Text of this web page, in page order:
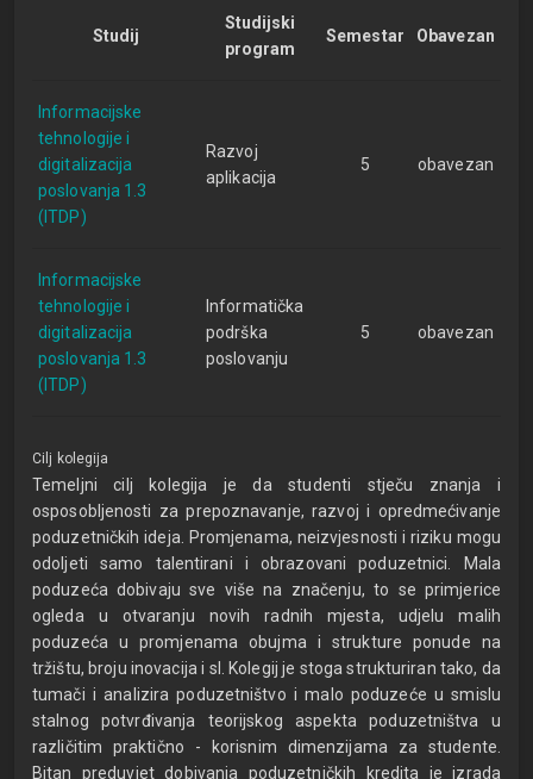
Studij
Studijski
program
Semestar Obavezan
Informacijske
tehnologije i
digitalizacija
poslovanja 1.3
(ITDP)
Razvoj
aplikacija
5 obavezan
Informacijske
tehnologije i
digitalizacija
poslovanja 1.3
(ITDP)
Informatička
podrška
poslovanju
5 obavezan
Cilj kolegija
Temeljni cilj kolegija je da studenti stječu znanja i
osposobljenosti za prepoznavanje, razvoj i opredmećivanje
poduzetničkih ideja. Promjenama, neizvjesnosti i riziku mogu
odoljeti samo talentirani i obrazovani poduzetnici. Mala
poduzeća dobivaju sve više na značenju, to se primjerice
ogleda u otvaranju novih radnih mjesta, udjelu malih
poduzeća u promjenama obujma i strukture ponude na
tržištu, broju inovacija i sl. Kolegij je stoga strukturiran tako, da
tumači i analizira poduzetništvo i malo poduzeće u smislu
stalnog potvrđivanja teorijskog aspekta poduzetništva u
različitim praktično - korisnim dimenzijama za studente.
Bitan preduvjet dobivanja poduzetničkih kredita je izrada